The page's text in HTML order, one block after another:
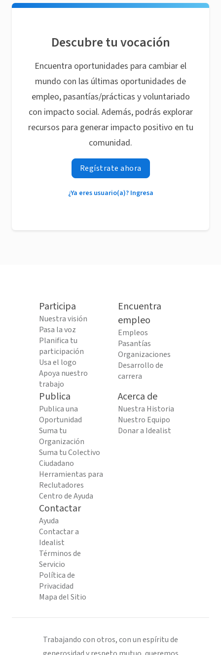
Descubre tu vocación
Encuentra oportunidades para cambiar el
mundo con las últimas oportunidades de
empleo, pasantías/prácticas y voluntariado
con impacto social. Además, podrás explorar
recursos para generar impacto positivo en tu
comunidad.
Regístrate ahora
¿Ya eres usuario(a)? Ingresa
Participa
Nuestra visión
Pasa la voz
Planifica tu
participación
Usa el logo
Apoya nuestro
trabajo
Encuentra
empleo
Empleos
Pasantías
Organizaciones
Desarrollo de
carrera
Publica
Publica una
Oportunidad
Suma tu
Organización
Suma tu Colectivo
Ciudadano
Herramientas para
Reclutadores
Centro de Ayuda
Acerca de
Nuestra Historia
Nuestro Equipo
Donar a Idealist
Contactar
Ayuda
Contactar a
Idealist
Términos de
Servicio
Política de
Privacidad
Mapa del Sitio
Trabajando con otros, con un espíritu de